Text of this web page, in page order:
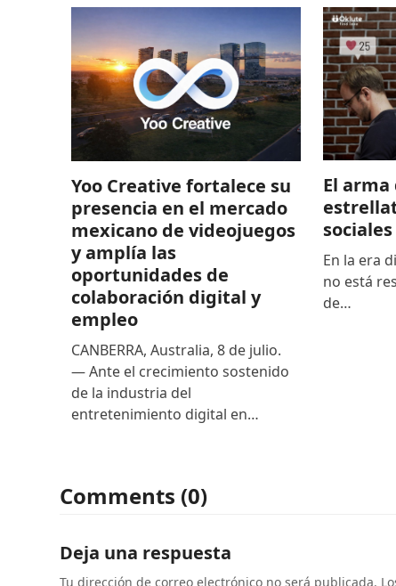
Yoo Creative fortalece su
presencia en el mercado
mexicano de videojuegos
y amplía las
oportunidades de
colaboración digital y
empleo
CANBERRA, Australia, 8 de julio.
— Ante el crecimiento sostenido
de la industria del
entretenimiento digital en…
El
sociales
En la era
no está
de…
Comments (0)
Deja una respuesta
Tu dirección de correo electrónico no será publicada.